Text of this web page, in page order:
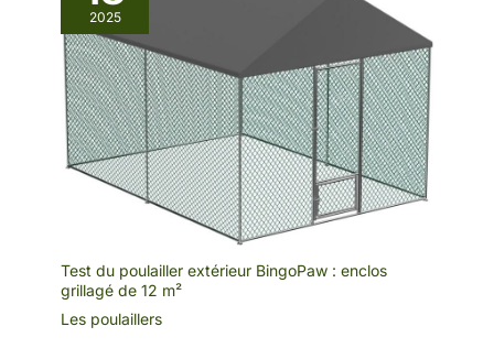
2025
Test du poulailler extérieur BingoPaw : enclos
grillagé de 12 m²
Les poulaillers